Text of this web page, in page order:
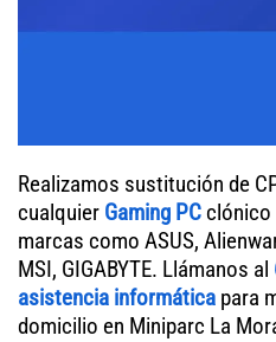
Realizamos sustitución de
cualquier Gaming PC clónico
marcas como ASUS,
MSI, GIGABYTE. Llámanos al
asistencia informática para
domicilio en Miniparc La